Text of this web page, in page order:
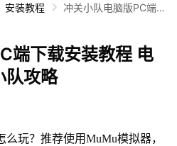
安装教程
冲关小队电脑版PC端
端下载安装教程 电
队攻略
玩？推荐使用MuMu模拟器，